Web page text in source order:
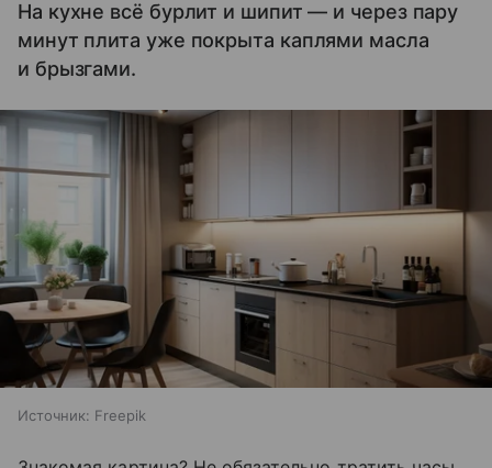
На кухне всё бурлит и шипит — и через пару
минут плита уже покрыта каплями масла
и брызгами.
Источник: Freepik